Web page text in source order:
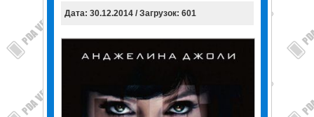
Дата: 30.12.2014 / Загрузок: 601